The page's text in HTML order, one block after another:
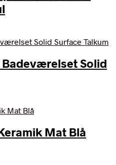
Badeværelset Solid
Mat Blå